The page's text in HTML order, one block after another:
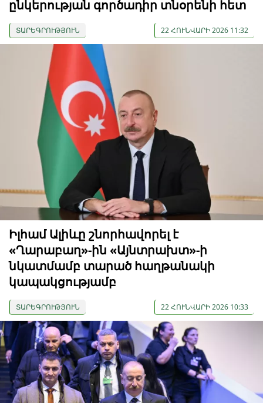
ընկերության գործադիր տնօրենի հետ
ՏԱՐԵԳՐՈՒԹՅՈՒՆ 22 ՀՈՒՆՎԱՐԻ 2026 11:32
Իլհամ Ալիևը շնորհավորել է
«Ղարաբաղ»-ին «Այնտրախտ»-ի
նկատմամբ տարած հաղթանակի
կապակցությամբ
ՏԱՐԵԳՐՈՒԹՅՈՒՆ 22 ՀՈՒՆՎԱՐԻ 2026 10:33